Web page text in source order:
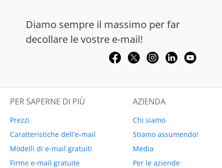
Diamo sempre il massimo per far
decollare le vostre e-mail!
PER SAPERNE DI PIÙ
Prezzi
Caratteristiche dell'e-mail
Modelli di e-mail gratuiti
Firme e-mail gratuite
AZIENDA
Chi siamo
Stiamo assumendo!
Media
Per le aziende